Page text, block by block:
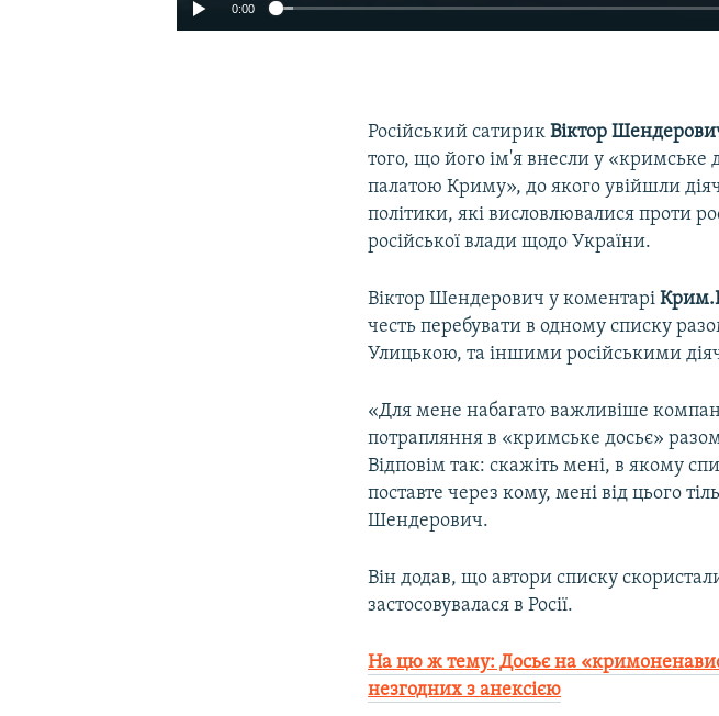
0:00
Російський сатирикВіктор
того, що його ім'я внесли у
палатою Криму», до якого увійшли
політики, які висловлювалися проти
російської влади щодо України.
Віктор Шендерович у коментарі
честь перебувати в одному списку
Улицькою, та іншими російськими
«Для мене набагато важливіше
потрапляння в «кримське досьє»
Відповім так: скажіть мені, в якому
поставте через кому, мені від цього
Шендерович.
Він додав, що автори списку
застосовувалася в Росії.
На цю ж тему: Досьє на
незгодних з анексією